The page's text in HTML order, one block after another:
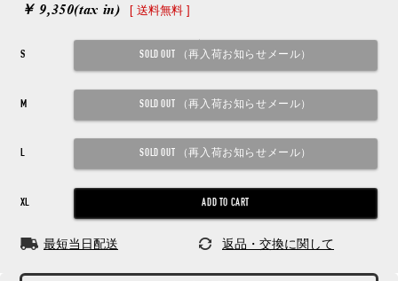
￥ 9,350(tax in) [ 送料無料 ]
S
M
L
XL
最短当日配送 返品・交換に関して